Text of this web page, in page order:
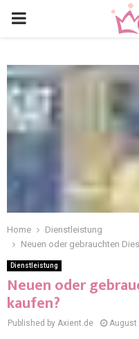
Home
Dienstleistung
Neuen oder gebrauchten
Dienstleistung
Neuen oder
kaufen?
Published by Axient.de August